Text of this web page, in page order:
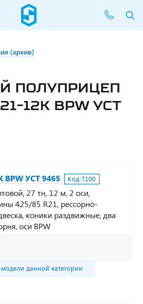
(архив)
ПОЛУПРИЦЕП
12К BPW УСТ
BPW УСТ 9465 Код:7100
27 тн, 12 м, 2 оси,
425/85 R21, рессорно-
коники раздвижные, два
оси BPW
данной категории